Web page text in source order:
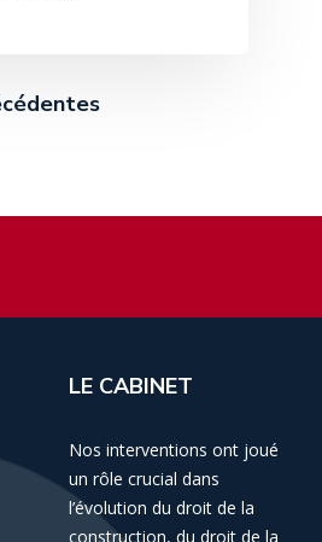
LE CABINET
Nos interventions ont joué
un rôle crucial dans
l’évolution du droit de la
construction, du droit de la